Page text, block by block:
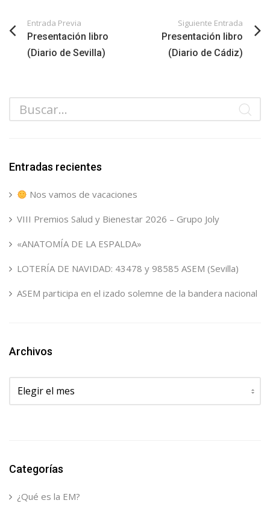
Entrada Previa
Presentación libro
(Diario de Sevilla)
Siguiente Entrada
Presentación libro
(Diario de Cádiz)
Entradas recientes
Nos vamos de vacaciones
VIII Premios Salud y Bienestar 2026 – Grupo Joly
«ANATOMÍA DE LA ESPALDA»
LOTERÍA DE NAVIDAD: 43478 y 98585 ASEM (Sevilla)
ASEM participa en el izado solemne de la bandera nacional
Archivos
Archivos
Categorías
¿Qué es la EM?